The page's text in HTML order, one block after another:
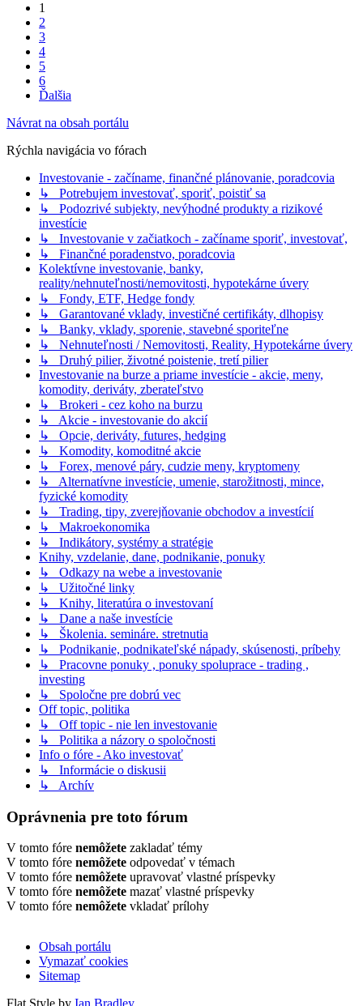
1
2
3
4
5
6
Ďalšia
Návrat na obsah portálu
Rýchla navigácia vo fórach
Investovanie - začíname, finančné plánovanie, poradcovia
↳ Potrebujem investovať, sporiť, poistiť sa
↳ Podozrivé subjekty, nevýhodné produkty a rizikové
investície
↳ Investovanie v začiatkoch - začíname sporiť, investovať,
↳ Finančné poradenstvo, poradcovia
Kolektívne investovanie, banky,
reality/nehnuteľnosti/nemovitosti, hypotekárne úvery
↳ Fondy, ETF, Hedge fondy
↳ Garantované vklady, investičné certifikáty, dlhopisy
↳ Banky, vklady, sporenie, stavebné sporiteľne
↳ Nehnuteľnosti / Nemovitosti, Reality, Hypotekárne úvery
↳ Druhý pilier, životné poistenie, tretí pilier
Investovanie na burze a priame investície - akcie, meny,
komodity, deriváty, zberateľstvo
↳ Brokeri - cez koho na burzu
↳ Akcie - investovanie do akcií
↳ Opcie, deriváty, futures, hedging
↳ Komodity, komoditné akcie
↳ Forex, menové páry, cudzie meny, kryptomeny
↳ Alternatívne investície, umenie, starožitnosti, mince,
fyzické komodity
↳ Trading, tipy, zverejňovanie obchodov a investícií
↳ Makroekonomika
↳ Indikátory, systémy a stratégie
Knihy, vzdelanie, dane, podnikanie, ponuky
↳ Odkazy na webe a investovanie
↳ Užitočné linky
↳ Knihy, literatúra o investovaní
↳ Dane a naše investície
↳ Školenia. semináre. stretnutia
↳ Podnikanie, podnikateľské nápady, skúsenosti, príbehy
↳ Pracovne ponuky , ponuky spoluprace - trading ,
investing
↳ Spoločne pre dobrú vec
Off topic, politika
↳ Off topic - nie len investovanie
↳ Politika a názory o spoločnosti
Info o fóre - Ako investovať
↳ Informácie o diskusii
↳ Archív
Oprávnenia pre toto fórum
V tomto fóre nemôžete zakladať témy
V tomto fóre nemôžete odpovedať v témach
V tomto fóre nemôžete upravovať vlastné príspevky
V tomto fóre nemôžete mazať vlastné príspevky
V tomto fóre nemôžete vkladať prílohy
Obsah portálu
Vymazať cookies
Sitemap